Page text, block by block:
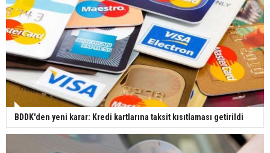
BDDK'den yeni karar: Kredi kartlarına taksit kısıtlaması getirildi